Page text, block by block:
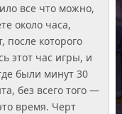
все что можно,
около часа,
после которого
этот час игры, и
были минут 30
без всего того —
время. Черт